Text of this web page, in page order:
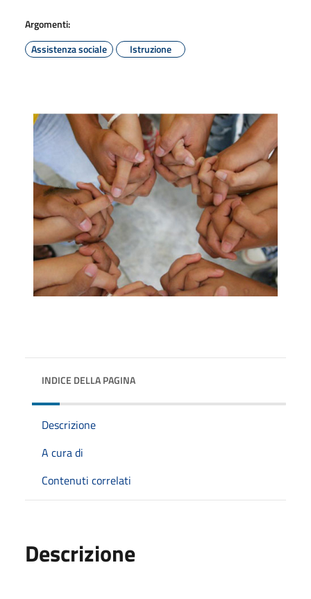
Argomenti:
Assistenza sociale
Istruzione
INDICE DELLA PAGINA
Descrizione
A cura di
Contenuti correlati
Descrizione